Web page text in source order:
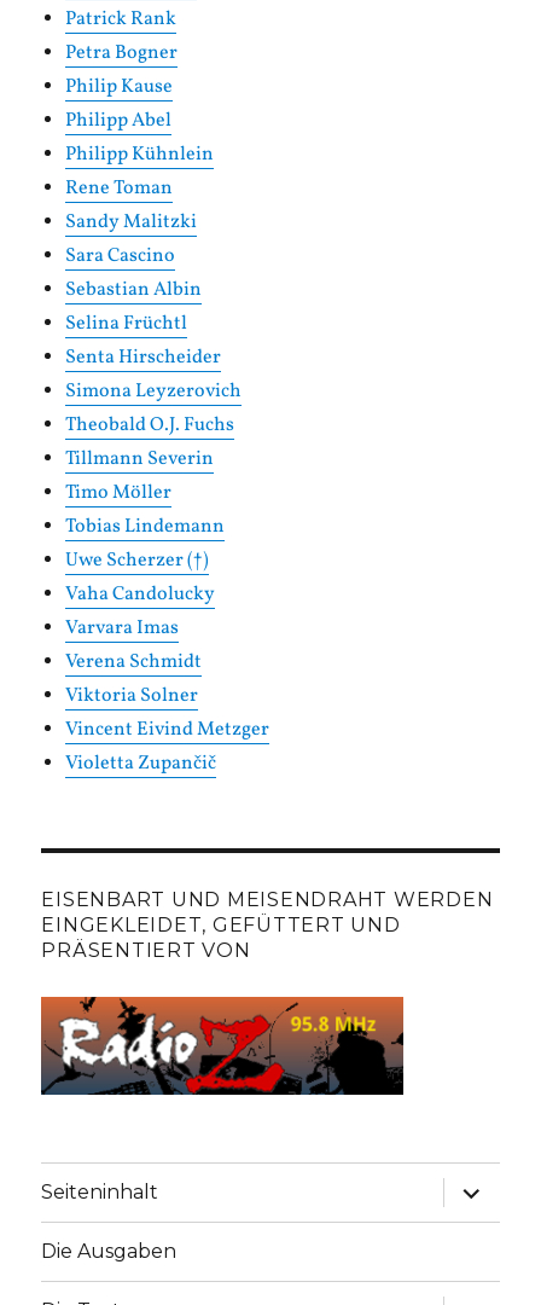
Patrick Rank
Petra Bogner
Philip Kause
Philipp Abel
Philipp Kühnlein
Rene Toman
Sandy Malitzki
Sara Cascino
Sebastian Albin
Selina Früchtl
Senta Hirscheider
Simona Leyzerovich
Theobald O.J. Fuchs
Tillmann Severin
Timo Möller
Tobias Lindemann
Uwe Scherzer (†)
Vaha Candolucky
Varvara Imas
Verena Schmidt
Viktoria Solner
Vincent Eivind Metzger
Violetta Zupančič
EISENBART UND MEISENDRAHT WERDEN
EINGEKLEIDET, GEFÜTTERT UND
PRÄSENTIERT VON
Seiteninhalt
Die Ausgaben